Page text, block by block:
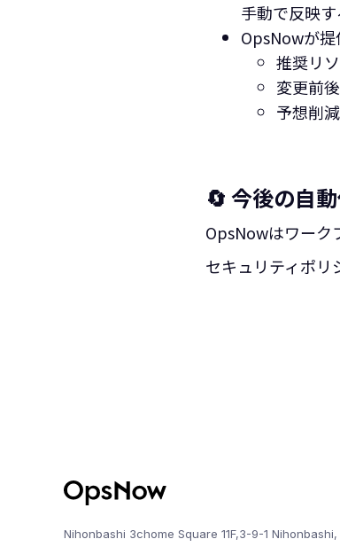
手動で反映す
OpsNowが
推奨リ
変更前
予想削
🔄 今後の自
OpsNowはワーク
セキュリティポリ
Nihonbashi 3chome Square 11F,3-9-1